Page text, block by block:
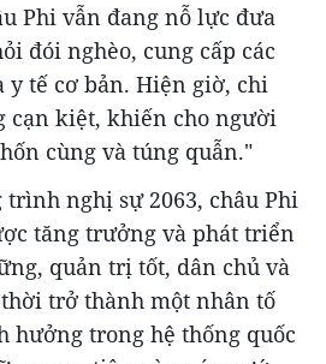
Phi vẫn đang nỗ lực đưa
đói nghèo, cung cấp các
y tế cơ bản. Hiện giờ, chi
cạn kiệt, khiến cho người
cùng và túng quẫn."
trình nghị sự 2063, châu Phi
tăng trưởng và phát triển
quản trị tốt, dân chủ và
trở thành một nhân tố
hưởng trong hệ thống quốc